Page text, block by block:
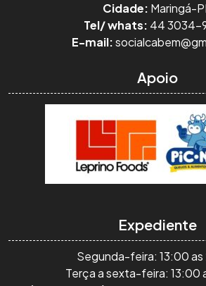
Cidade: Maringá-
Tel/ whats: 44 3034-
E-mail:
Apoio
Expediente
Segunda-feira: 13:00
Terça a sexta-feira: 13:00